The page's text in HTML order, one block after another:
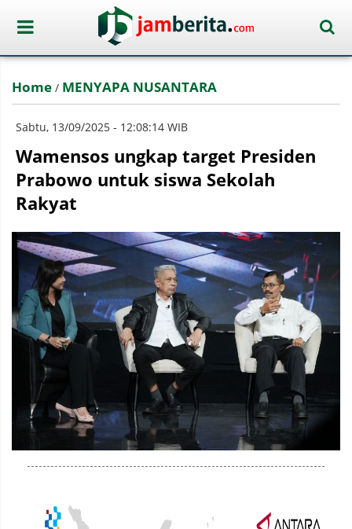
Home / MENYAPA NUSANTARA
Sabtu, 13/09/2025 - 12:08:14 WIB
Wamensos ungkap target Presiden
Prabowo untuk siswa Sekolah
Rakyat